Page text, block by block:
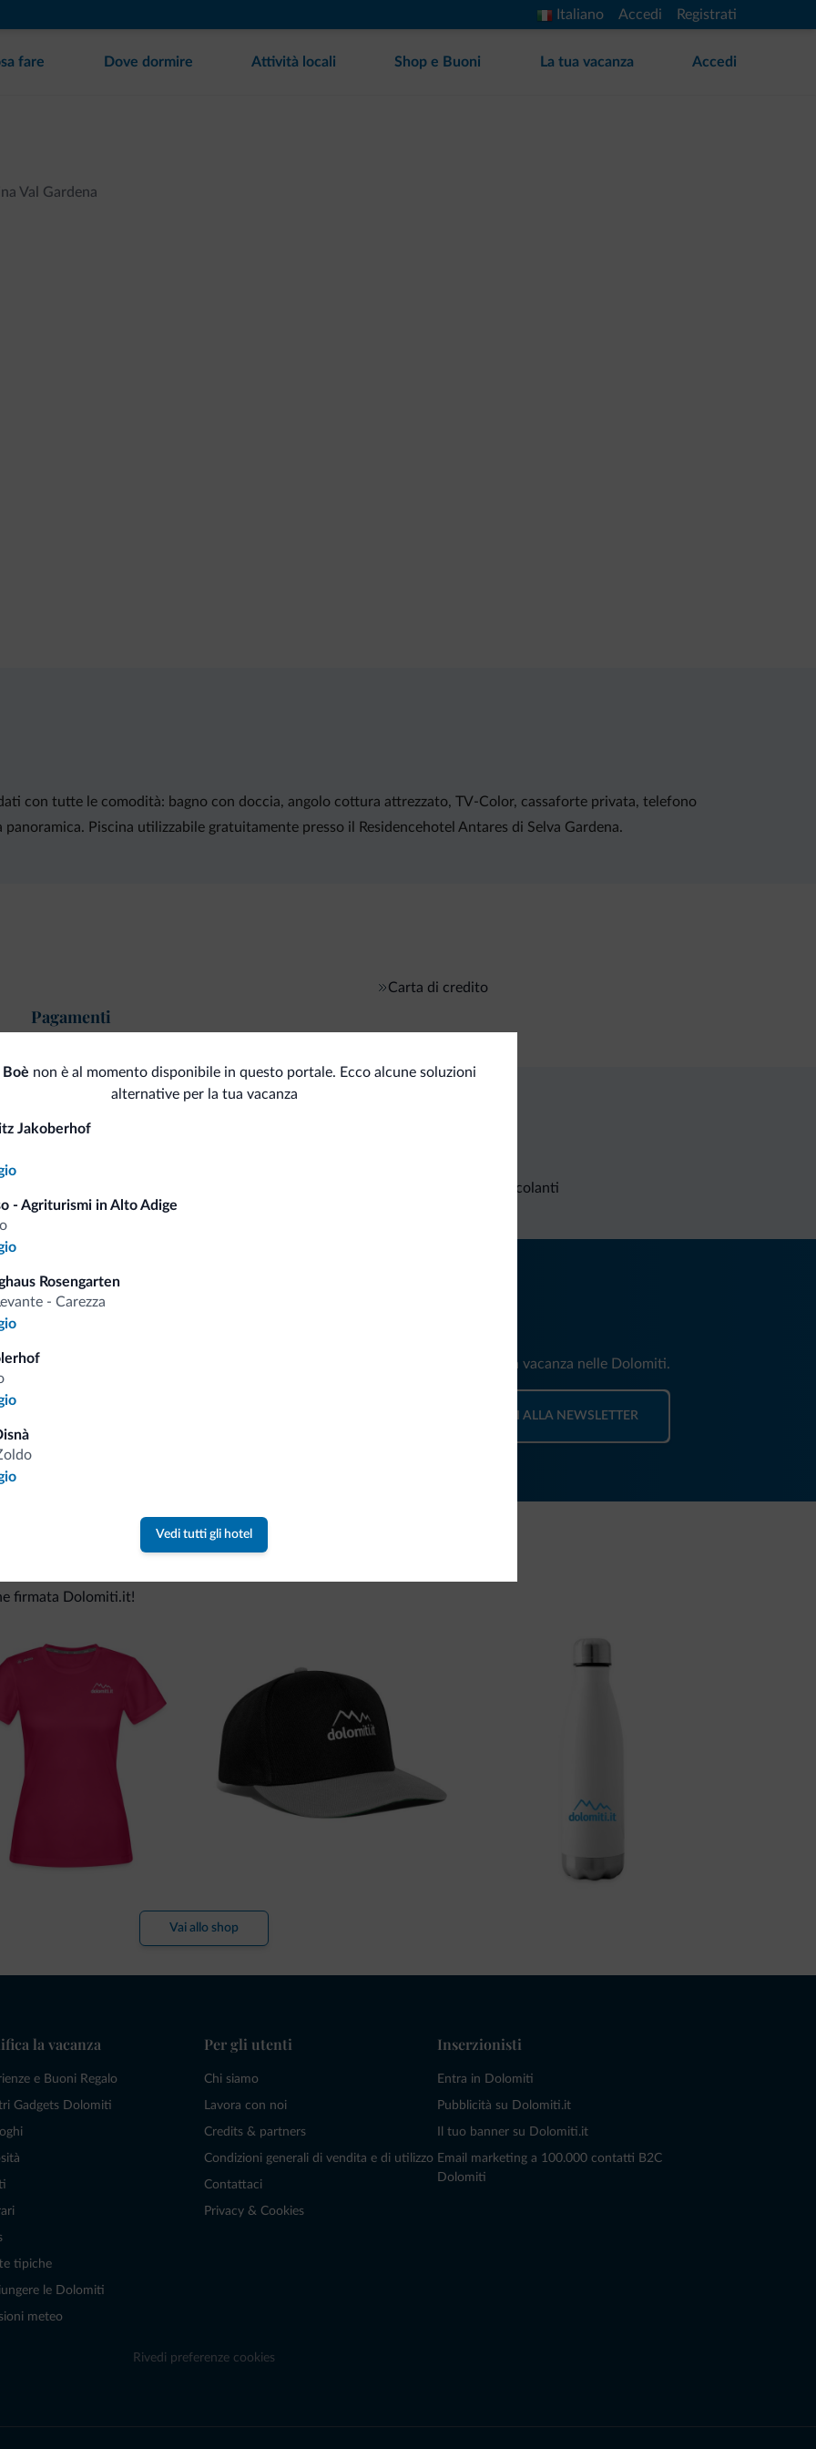
Italiano Accedi Registrati
fare Dove dormire Attività locali Shop e Buoni La tua vacanza Accedi
Val Gardena
con tutte le comodità: bagno con doccia, angolo cottura attrezzato, TV-Color, cassaforte privata, telefono
Piscina utilizzabile gratuitamente presso il Residencehotel Antares di Selva Gardena.
Pagamenti
Carta di credito
Boè non è al momento disponibile in questo portale. Ecco alcune soluzioni
alternative per la tua vacanza
Jakoberhof
- Agriturismi in Alto Adige
Rosengarten
- Carezza
Vedi tutti gli hotel
Richieste non vincolanti
Riceverai informazioni, offerte esclusive e news per la tua vacanza nelle Dolomiti.
ISCRIVITI ALLA NEWSLETTER
collezione
firmata Dolomiti.it!
Vai allo shop
la vacanza
e Buoni Regalo
Gadgets Dolomiti
tipiche
le Dolomiti
meteo
Per gli utenti
Chi siamo
Lavora con noi
Credits & partners
Condizioni generali di vendita e di utilizzo
Contattaci
Privacy & Cookies
Inserzionisti
Entra in Dolomiti
Pubblicità su Dolomiti.it
Il tuo banner su Dolomiti.it
Email marketing a 100.000 contatti B2C
Dolomiti
Rivedi preferenze cookies